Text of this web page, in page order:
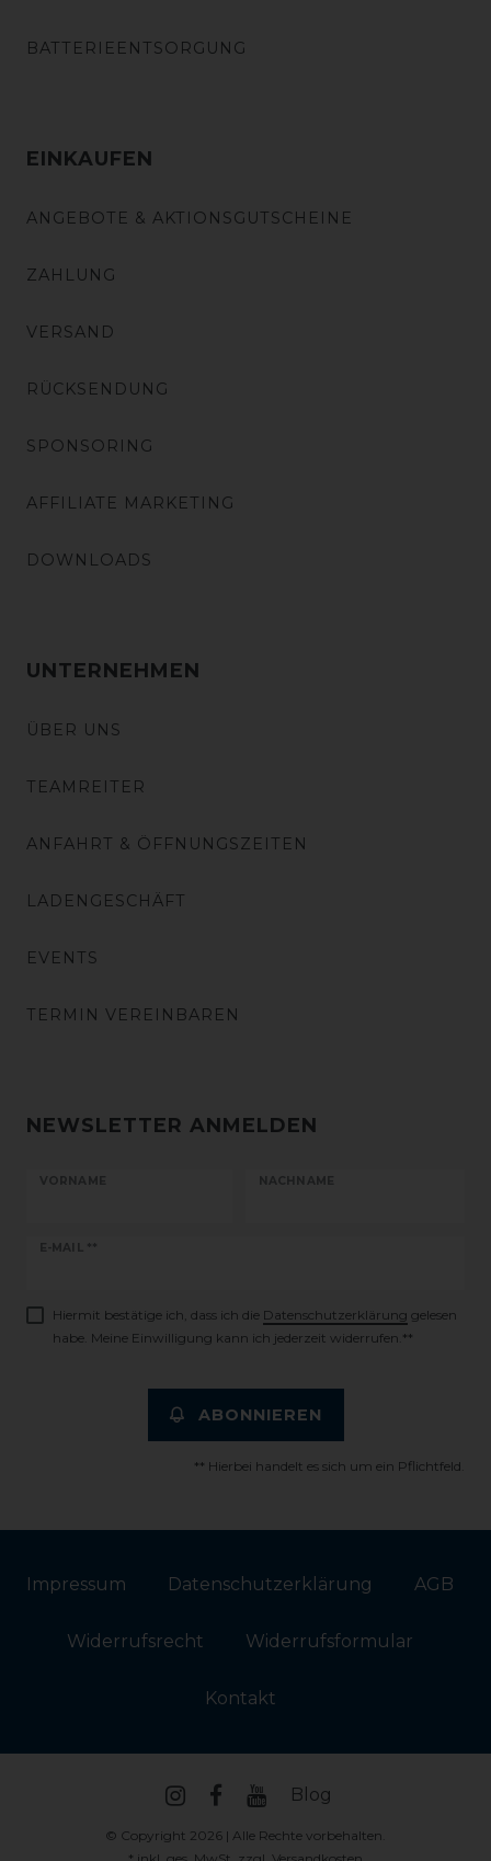
BATTERIEENTSORGUNG
EINKAUFEN
ANGEBOTE & AKTIONSGUTSCHEINE
ZAHLUNG
VERSAND
RÜCKSENDUNG
SPONSORING
AFFILIATE MARKETING
DOWNLOADS
UNTERNEHMEN
ÜBER UNS
TEAMREITER
ANFAHRT & ÖFFNUNGSZEITEN
LADENGESCHÄFT
EVENTS
TERMIN VEREINBAREN
NEWSLETTER ANMELDEN
VORNAME NACHNAME
E-MAIL **
Newsletter
Hiermit bestätige ich, dass ich die Daten­schutz­erklärung gelesen
habe. Meine Einwilligung kann ich jederzeit widerrufen.**
ABONNIEREN
** Hierbei handelt es sich um ein Pflichtfeld.
Impressum Daten­schutz­erklärung AGB
Widerrufs­recht Widerrufs­formular
Kontakt
Blog
© Copyright 2026 | Alle Rechte vorbehalten.